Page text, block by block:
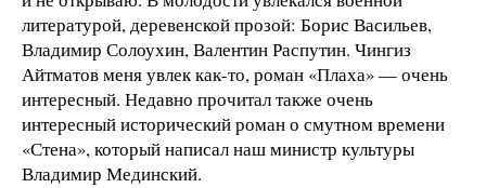
литературой, деревенской прозой: Борис Васильев,
Владимир Солоухин, Валентин Распутин. Чингиз
Айтматов меня увлек как-то, роман «Плаха» — очень
интересный. Недавно прочитал также очень
интересный исторический роман о смутном времени
«Стена», который написал наш министр культуры
Владимир Мединский.